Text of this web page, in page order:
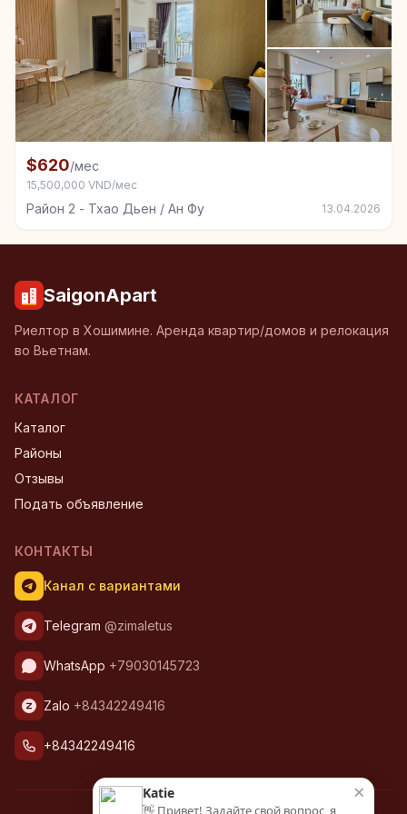
Комната в аренду в Район 2 - Тхао Дьен / Ан Фу
$620/мес
15,500,000 VND/мес
Район 2 - Тхао Дьен / Ан Фу 13.04.2026
SaigonApart
Риелтор в Хошимине. Аренда квартир/домов и релокация
во Вьетнам.
КАТАЛОГ
Каталог
Районы
Отзывы
Подать объявление
КОНТАКТЫ
Канал с вариантами
Telegram @zimaletus
WhatsApp +79030145723
Zalo +84342249416
+84342249416
×
Katie
👋 Привет! Задайте свой вопрос, я